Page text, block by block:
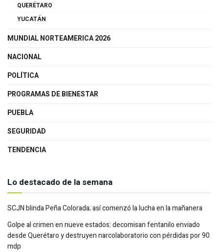
QUERÉTARO
YUCATÁN
MUNDIAL NORTEAMERICA 2026
NACIONAL
POLÍTICA
PROGRAMAS DE BIENESTAR
PUEBLA
SEGURIDAD
TENDENCIA
Lo destacado de la semana
SCJN blinda Peña Colorada; así comenzó la lucha en la mañanera
Golpe al crimen en nueve estados: decomisan fentanilo enviado
desde Querétaro y destruyen narcolaboratorio con pérdidas por 90
mdp